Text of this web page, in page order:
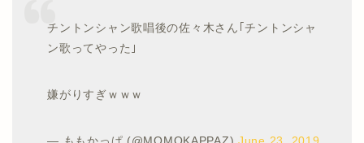
チントンシャン歌唱後の佐々木さん｢チントンシャ
ン歌ってやった｣
嫌がりすぎｗｗｗ
— ももかっぱ (@MOMOKAPPAZ)June 23, 2019